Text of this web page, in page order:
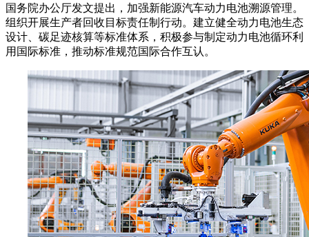
国务院办公厅发文提出，加强新能源汽车动力电池溯源管理。
组织开展生产者回收目标责任制行动。建立健全动力电池生态
设计、碳足迹核算等标准体系，积极参与制定动力电池循环利
用国际标准，推动标准规范国际合作互认。